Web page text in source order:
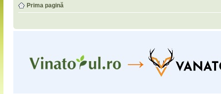
Prima pagină